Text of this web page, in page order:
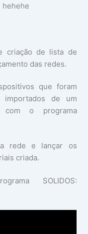
hehehe
criação de lista de
das redes.
que foram
de um
com o programa
rede e lançar os
criada.